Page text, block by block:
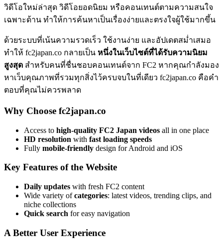
วิดีโอใหม่ล่าสุด วิดีโอยอดนิยม หรือคอนเทนต์ตามความสนใจ
เฉพาะด้าน ทำให้การค้นหาเป็นเรื่องง่ายและตรงใจผู้ใช้มากขึ้น
ด้วยระบบที่เน้นความรวดเร็ว ใช้งานง่าย และอัปเดตสม่ำเสมอ
ทำให้ fc2japan.co กลายเป็น หนึ่งในเว็บไซต์ที่ได้รับความนิยม
สูงสุด สำหรับคนที่ชื่นชอบคอนเทนต์จาก FC2 หากคุณกำลังมอง
หาเว็บคุณภาพที่รวมทุกสิ่งไว้ครบจบในที่เดียว fc2japan.co คือคำ
ตอบที่คุณไม่ควรพลาด
Why Choose fc2japan.co
Access to high-quality FC2 Japan videos all in one place
HD resolution with fast loading speeds
Fully mobile-friendly design for Android and iOS
Key Features of the Website
Daily updates with fresh FC2 content
Wide variety ofcategories: latest videos, trending clips, and
niche collections
Quick search for easy navigation
A Better User Experience